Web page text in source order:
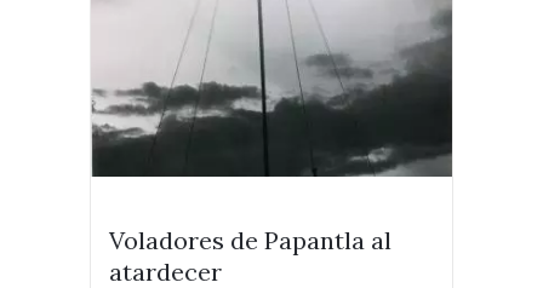
Voladores de Papantla al
atardecer